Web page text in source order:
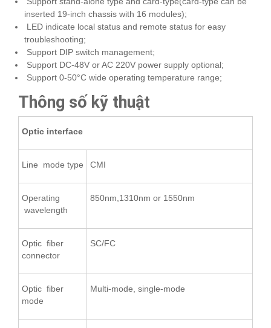
inserted 19-inch chassis with 16 modules);
LED indicate local status and remote status for easy
troubleshooting;
Support DIP switch management;
Support DC-48V or AC 220V power supply optional;
Support 0-50°C wide operating temperature range;
Thông số kỹ thuật
Optic interface
Line mode type CMI
Operating
wavelength
850nm,1310nm or 1550nm
Optic fiber
connector
SC/FC
Optic fiber
mode
Multi-mode, single-mode